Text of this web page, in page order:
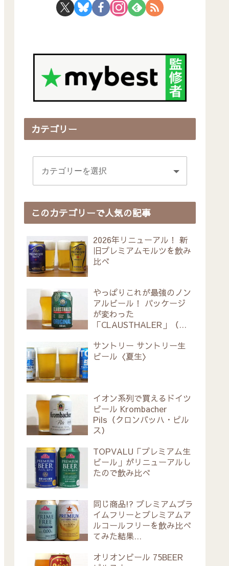
カテゴリー
このカテゴリーで人気の記事
2026年リニューアル！ 新
旧プレミアムモルツを飲み
比べ
やっぱりこれが最強のノン
アルビール！ パッケージ
が変わった
「CLAUSTHALER」（ク
サントリー サントリー生
ビール〈夏生〉
イオン系列で買えるドイツ
ビール Krombacher
Pils（クロンバッハ・ピル
ス）
TOPVALU「プレミアム生
ビール」がリニューアルし
たので飲み比べ
同じ商品!? プレミアムプラ
イムフリーとプレミアムア
ルコールフリーを飲み比べ
てみた結果…
オリオンビール 75BEER